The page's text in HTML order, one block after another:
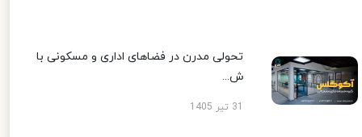
تحولی مدرن در فضاهای اداری و مسکونی با
ش...